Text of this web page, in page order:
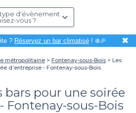
d'évènement
vous ?
? Réservez un bar climatisé! ❄️🎉 ✖
métropolitaine Fontenay-sous-Bois
Les
d’entreprise - Fontenay-sous-Bois
bars pour une soirée
Fontenay-sous-Bois